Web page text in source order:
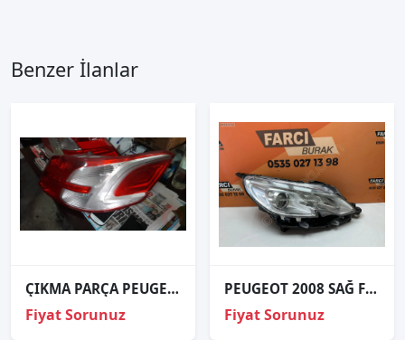
Benzer İlanlar
ÇIKMA PARÇA PEUGEOT 301 SOL STOP
Fiyat Sorunuz
PEUGEOT 2008 SAĞ FAR ORJİNAL
Fiyat Sorunuz